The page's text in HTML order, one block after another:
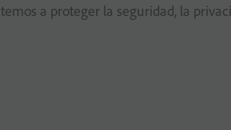
a proteger la seguridad, la